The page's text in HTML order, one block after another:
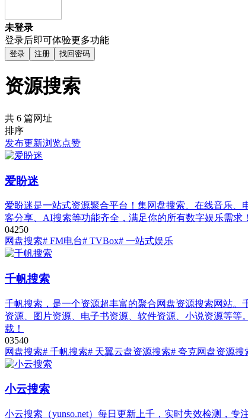
未登录
登录后即可体验更多功能
登录 注册 找回密码
资源搜索
共 6 篇网址
排序
发布更新浏览点赞
爱盼迷
爱盼迷是一站式资源聚合平台！集网盘搜索、在线音乐
客分享、AI搜索等功能齐全，满足你的所有数字娱乐需求！
04250
网盘搜索# FM电台# TVBox# 一站式娱乐
千帆搜索
千帆搜索，是一个资源超丰富的聚合网盘资源搜索网站
资源、图片资源、电子书资源、软件资源、小说资源等
载！
03540
网盘搜索# 千帆搜索# 天翼云盘资源搜索# 夸克网盘资源搜
小云搜索
小云搜索（yunso.net）每日更新上千，实时失效检测，